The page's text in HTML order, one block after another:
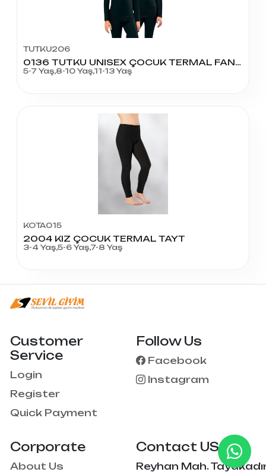
TUTKU206
0136 TUTKU UNISEX ÇOCUK TERMAL FANİLA
5-7 Yaş,8-10 Yaş,11-13 Yaş
KOTA015
2004 KIZ ÇOCUK TERMAL TAYT
3-4 Yaş,5-6 Yaş,7-8 Yaş
Corporate
About Us
Customer
Service
Login
Register
Quick Payment
Follow Us
Facebook
Instagram
Contact US
Reyhan Mah.